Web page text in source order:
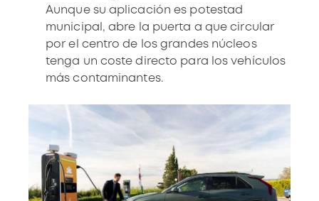
Aunque su aplicación es potestad
municipal, abre la puerta a que circular
por el centro de los grandes núcleos
tenga un coste directo para losvehículos
más contaminantes.